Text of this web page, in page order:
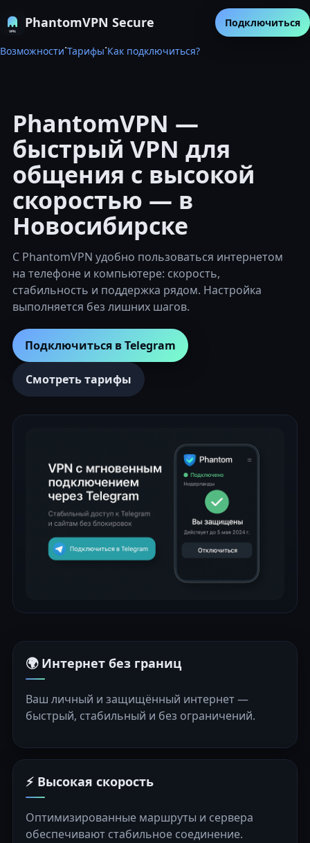
PhantomVPN Secure
Возможности·Тарифы·Как подключиться?
Подключиться
PhantomVPN —
быстрый VPN для
общения с высокой
скоростью — в
Новосибирске
С PhantomVPN удобно пользоваться интернетом
на телефоне и компьютере: скорость,
стабильность и поддержка рядом. Настройка
выполняется без лишних шагов.
Подключиться в Telegram
Смотреть тарифы
🌍 Интернет без границ
Ваш личный и защищённый интернет —
быстрый, стабильный и без ограничений.
⚡ Высокая скорость
Оптимизированные маршруты и сервера
обеспечивают стабильное соединение.